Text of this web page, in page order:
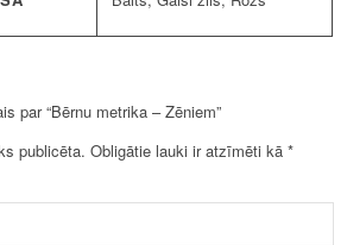
par “Bērnu metrika – Zēniem”
publicēta. Obligātie lauki ir atzīmēti kā*